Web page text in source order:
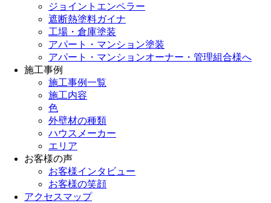
ジョイントエンペラー
遮断熱塗料ガイナ
工場・倉庫塗装
アパート・マンション塗装
アパート・マンションオーナー・管理組合様へ
施工事例
施工事例一覧
施工内容
色
外壁材の種類
ハウスメーカー
エリア
お客様の声
お客様インタビュー
お客様の笑顔
アクセスマップ